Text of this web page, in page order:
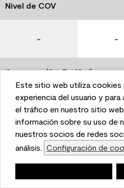
This website uses cookies to
and to analyze performance
We also share information
with our social media,
partners. Cookie Settings
Este sitio web utiliza cookies
experiencia del usuario y para
el tráfico en nuestro sitio
información sobre su uso de
nuestros socios de redes
análisis. Configuración de
Nivel de COV
- -
Coverage (Sq. Ft./Gal)
350-400 400-
Tiempo de secado